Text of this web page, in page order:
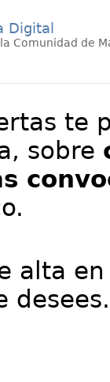
Digital
Comunidad de
te
sobre
alta
desees.